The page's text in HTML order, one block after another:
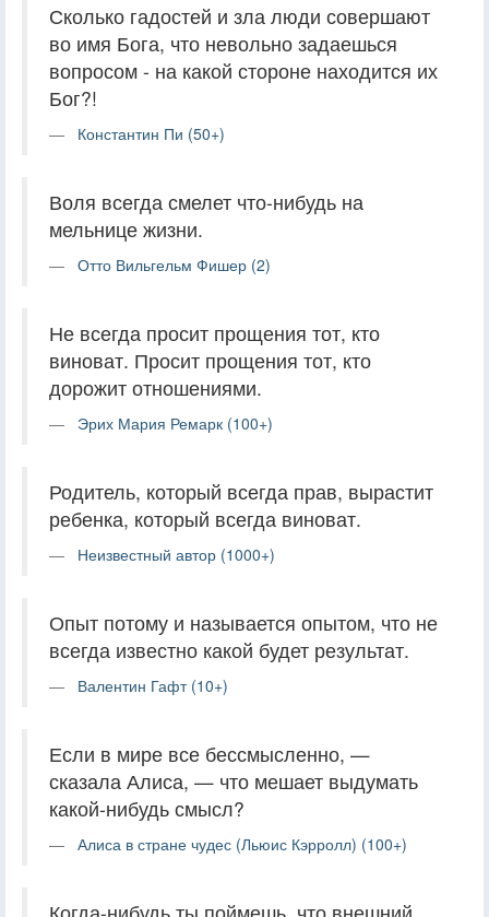
Сколько гадостей и зла люди совершают
во имя Бога, что невольно задаешься
вопросом - на какой стороне находится их
Бог?!
Константин Пи (50+)
Воля всегда смелет что-нибудь на
мельнице жизни.
Отто Вильгельм Фишер (2)
Не всегда просит прощения тот, кто
виноват. Просит прощения тот, кто
дорожит отношениями.
Эрих Мария Ремарк (100+)
Родитель, который всегда прав, вырастит
ребенка, который всегда виноват.
Неизвестный автор (1000+)
Опыт потому и называется опытом, что не
всегда известно какой будет результат.
Валентин Гафт (10+)
Если в мире все бессмысленно, —
сказала Алиса, — что мешает выдумать
какой-нибудь смысл?
Алиса в стране чудес (Льюис Кэрролл) (100+)